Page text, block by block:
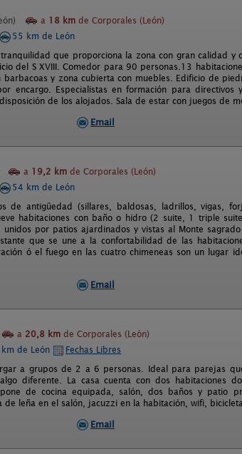
a 18 km de Corporales (León)
55 km de León
que proporciona la zona con gran calidad y
del S XVIII. Comedor para 90 personas.13
y zona cubierta con muebles. Edificio de
encargo. Especialistas en formación para directivos
de los alojados. Sala de estar con juegos de
Email
a 19,2 km de Corporales (León)
54 km de León
de antigüedad (sillares, baldosas, ladrillos, vigas,
habitaciones con baño o hidro (2 suite, 1 triple
por patios ajardinados y vistas al Monte
que se une a la confortabilidad de las
ó el fuego en las cuatro chimeneas son un lugar
Email
a 20,8 km de Corporales (León)
de León
Fechas Libres
a grupos de 2 a 6 personas. Ideal para parejas
diferente. La casa cuenta con dos habitaciones
de cocina equipada, salón, dos baños y patio
leña en el salón, jacuzzi en la habitación, wifi,
Email